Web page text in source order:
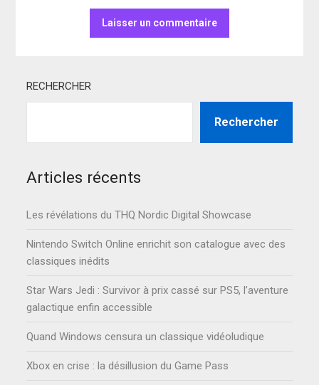
RECHERCHER
Rechercher
Articles récents
Les révélations du THQ Nordic Digital Showcase
Nintendo Switch Online enrichit son catalogue avec des
classiques inédits
Star Wars Jedi : Survivor à prix cassé sur PS5, l’aventure
galactique enfin accessible
Quand Windows censura un classique vidéoludique
Xbox en crise : la désillusion du Game Pass